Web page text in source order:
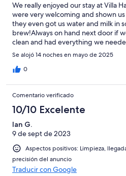
We really enjoyed our stay at Villa
were very welcoming and shown
they even got us water and milk in
brew!Always on hand next door if
clean and had everything we
short 5-10 minute walk.Pool was
all! Overall would i recommend this
absolutely!Would i return to villa
into your home!
Se alojó 14 noches en mayo de 2025
0
Comentario verificado
10/10 Excelente
Ian G.
9 de sept de 2023
Aspectos positivos: Limpieza,
precisión del anuncio
Traducir con Google